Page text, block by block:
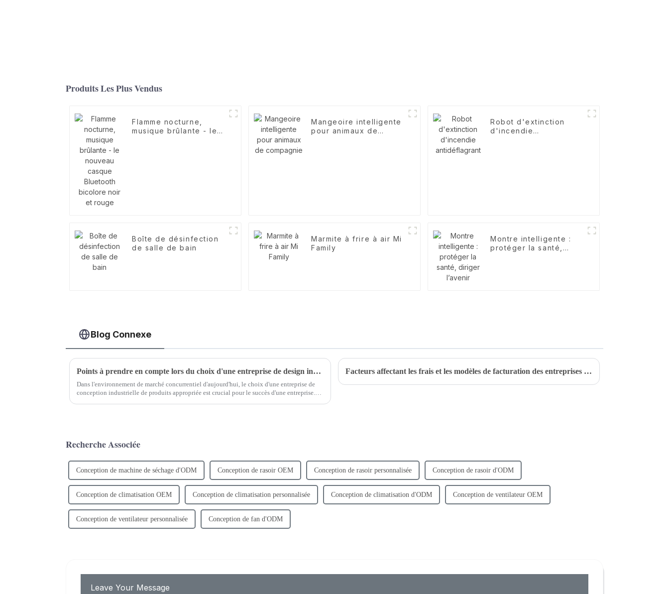
Produits Les Plus Vendus
Flamme nocturne,
musique brûlante - le
Mangeoire intelligente
pour animaux de
Robot d'extinction
d'incendie
Boîte de désinfection
de salle de bain
Marmite à frire à air Mi
Family
Montre intelligente :
protéger la santé,
Blog Connexe
Points à prendre en compte lors du choix d'une entreprise de design industriel de produits
Dans l'environnement de marché concurrentiel d'aujourd'hui, le choix d'une entreprise de
conception industrielle de produits appropriée est crucial pour le succès d'une entreprise.
Facteurs affectant les frais et les modèles de facturation des entreprises professionnelles de conception de produits
Recherche Associée
Conception de machine de séchage d'ODM Conception de rasoir OEM Conception de rasoir personnalisée Conception de rasoir d'ODM
Conception de climatisation OEM Conception de climatisation personnalisée Conception de climatisation d'ODM Conception de ventilateur OEM
Conception de ventilateur personnalisée Conception de fan d'ODM
Leave Your Message